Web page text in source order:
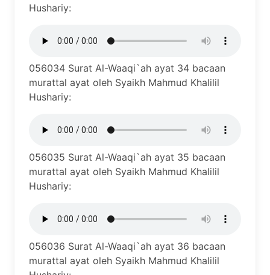
Hushariy:
056034 Surat Al-Waaqi`ah ayat 34 bacaan
murattal ayat oleh Syaikh Mahmud Khalilil
Hushariy:
056035 Surat Al-Waaqi`ah ayat 35 bacaan
murattal ayat oleh Syaikh Mahmud Khalilil
Hushariy:
056036 Surat Al-Waaqi`ah ayat 36 bacaan
murattal ayat oleh Syaikh Mahmud Khalilil